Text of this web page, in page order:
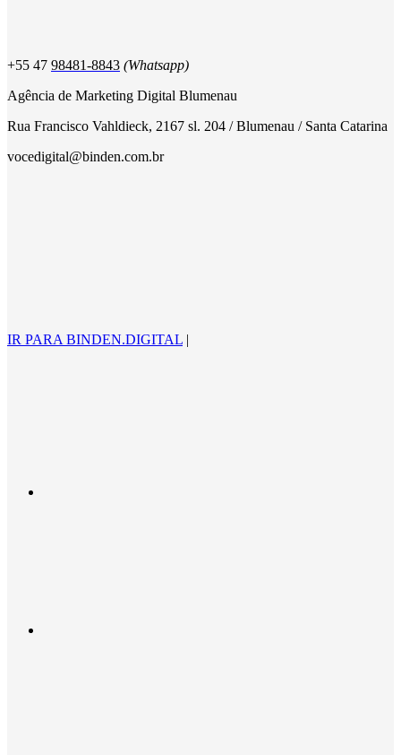
+55 47 98481-8843 (Whatsapp)
Agência de Marketing Digital Blumenau
Rua Francisco Vahldieck, 2167 sl. 204 / Blumenau / Santa Catarina
vocedigital@binden.com.br
IR PARA BINDEN.DIGITAL |